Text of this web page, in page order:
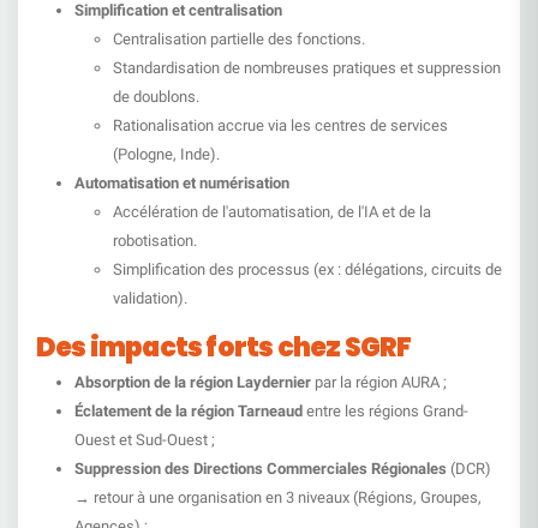
Simplification et centralisation
Centralisation partielle des fonctions.
Standardisation de nombreuses pratiques et suppression
de doublons.
Rationalisation accrue via les centres de services
(Pologne, Inde).
Automatisation et numérisation
Accélération de l'automatisation, de l'IA et de la
robotisation.
Simplification des processus (ex : délégations, circuits de
validation).
Des impacts forts chez SGRF
Absorption de la région Laydernier par la région AURA ;
Éclatement de la région Tarneaud entre les régions Grand-
Ouest et Sud-Ouest ;
Suppression des Directions Commerciales Régionales (DCR)
→ retour à une organisation en 3 niveaux (Régions, Groupes,